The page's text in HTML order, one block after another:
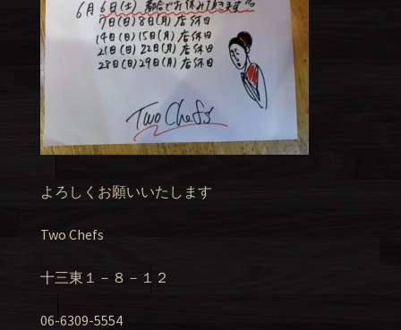
よろしくお願いいたします
Two Chefs
十三東１－８－１２
06-6309-5554